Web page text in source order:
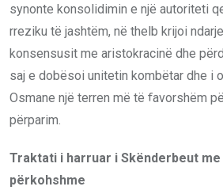
synonte konsolidimin e një autoriteti
rreziku të jashtëm, në thelb krijoi
konsensusit me aristokracinë dhe
saj e dobësoi unitetin kombëtar dhe i
Osmane një terren më të ꬵavorshëm
përparim.
Traktati i harruar i Skënderbeut me
përkohshme